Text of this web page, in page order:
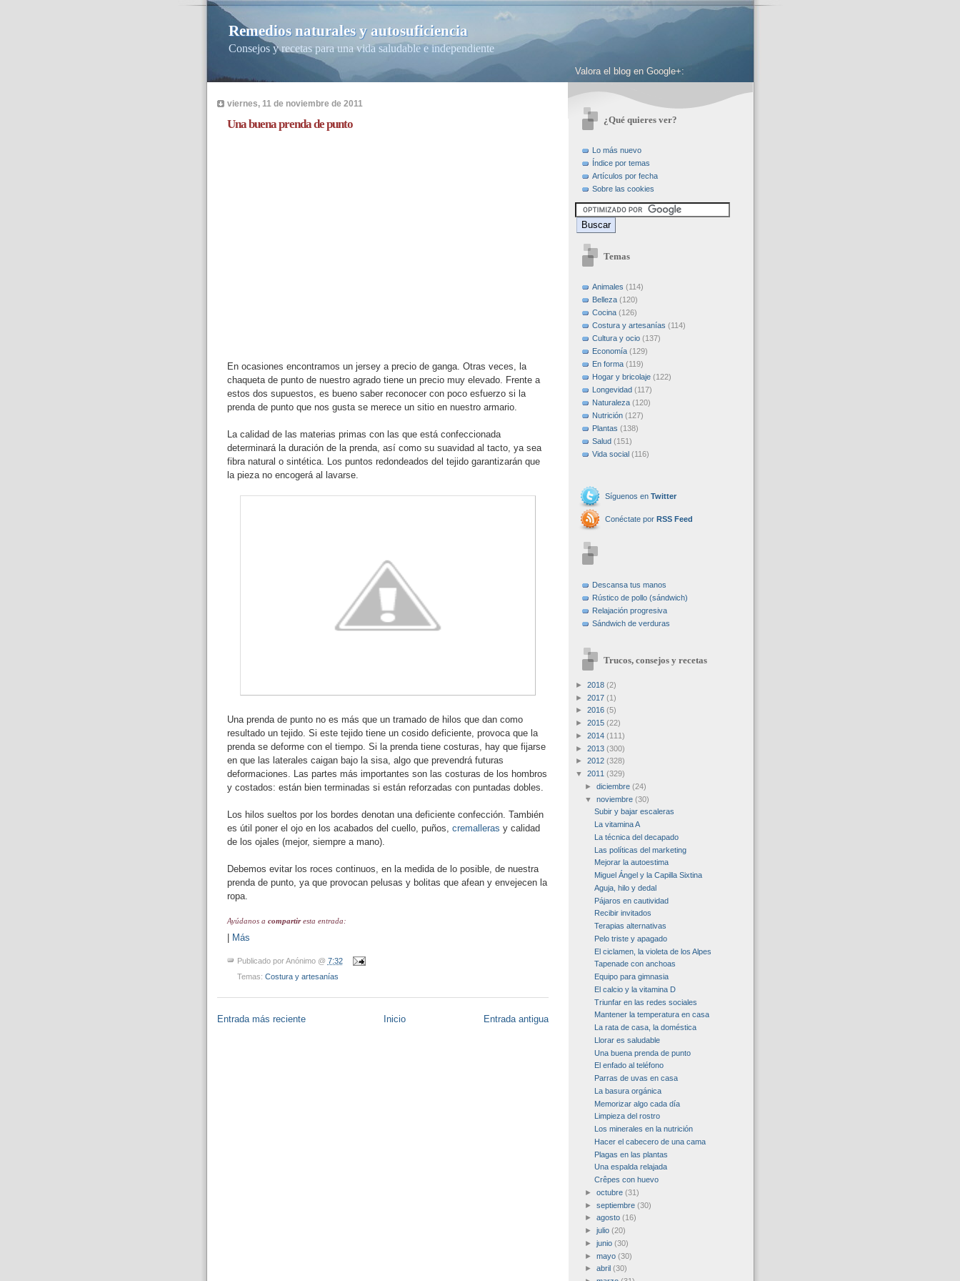
Remedios naturales y autosuficiencia
Consejos y recetas para una vida saludable e independiente
viernes, 11 de noviembre de 2011
Una buena prenda de punto
En ocasiones encontramos un jersey a precio de ganga. Otras veces, la
chaqueta de punto de nuestro agrado tiene un precio muy elevado. Frente a
estos dos supuestos, es bueno saber reconocer con poco esfuerzo si la
prenda de punto que nos gusta se merece un sitio en nuestro armario.
La calidad de las materias primas con las que está confeccionada
determinará la duración de la prenda, así como su suavidad al tacto, ya sea
fibra natural o sintética. Los puntos redondeados del tejido garantizarán que
la pieza no encogerá al lavarse.
Una prenda de punto no es más que un tramado de hilos que dan como
resultado un tejido. Si este tejido tiene un cosido deficiente, provoca que la
prenda se deforme con el tiempo. Si la prenda tiene costuras, hay que fijarse
en que las laterales caigan bajo la sisa, algo que prevendrá futuras
deformaciones. Las partes más importantes son las costuras de los hombros
y costados: están bien terminadas si están reforzadas con puntadas dobles.
Los hilos sueltos por los bordes denotan una deficiente confección. También
es útil poner el ojo en los acabados del cuello, puños, cremalleras y calidad
de los ojales (mejor, siempre a mano).
Debemos evitar los roces continuos, en la medida de lo posible, de nuestra
prenda de punto, ya que provocan pelusas y bolitas que afean y envejecen la
ropa.
Ayúdanos a compartiresta entrada:
| Más
Publicado por Anónimo @ 7:32
Temas: Costura y artesanías
Entrada más reciente Entrada antigua
Inicio
¿Qué quieres ver?
Lo más nuevo
Índice por temas
Artículos por fecha
Sobre las cookies
Temas
Animales (114)
Belleza (120)
Cocina (126)
Costura y artesanías (114)
Cultura y ocio (137)
Economía (129)
En forma (119)
Hogar y bricolaje (122)
Longevidad (117)
Naturaleza (120)
Nutrición (127)
Plantas (138)
Salud (151)
Vida social (116)
Valora el blog en Google+:
Síguenos en Twitter
Conéctate por RSS Feed
Descansa tus manos
Rústico de pollo (sándwich)
Relajación progresiva
Sándwich de verduras
Trucos, consejos y recetas
► 2018 (2)
► 2017 (1)
► 2016 (5)
► 2015 (22)
► 2014 (111)
► 2013 (300)
► 2012 (328)
▼ 2011 (329)
► diciembre (24)
▼ noviembre (30)
Subir y bajar escaleras
La vitamina A
La técnica del decapado
Las políticas del marketing
Mejorar la autoestima
Miguel Ángel y la Capilla Sixtina
Aguja, hilo y dedal
Pájaros en cautividad
Recibir invitados
Terapias alternativas
Pelo triste y apagado
El ciclamen, la violeta de los Alpes
Tapenade con anchoas
Equipo para gimnasia
El calcio y la vitamina D
Triunfar en las redes sociales
Mantener la temperatura en casa
La rata de casa, la doméstica
Llorar es saludable
Una buena prenda de punto
El enfado al teléfono
Parras de uvas en casa
La basura orgánica
Memorizar algo cada día
Limpieza del rostro
Los minerales en la nutrición
Hacer el cabecero de una cama
Plagas en las plantas
Una espalda relajada
Crêpes con huevo
► octubre (31)
► septiembre (30)
► agosto (16)
► julio (20)
► junio (30)
► mayo (30)
► abril (30)